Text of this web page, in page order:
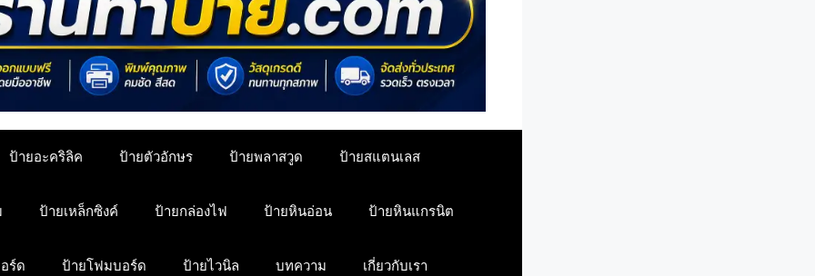
ป้ายอะคริลิค ป้ายตัวอักษร ป้ายพลาสวูด ป้ายสแตนเลส
ป้ายเหล็กซิงค์ ป้ายกล่องไฟ ป้ายหินอ่อน ป้ายหินแกรนิต
ร์ด ป้ายโฟมบอร์ด ป้ายไวนิล บทความ เกี่ยวกับเรา